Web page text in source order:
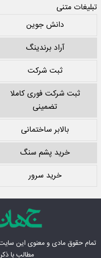
تبلیغات متنی
دانش جوین
آراد برندینگ
ثبت شرکت
ثبت شرکت فوری کاملا
تضمینی
بالابر ساختمانی
خرید پشم سنگ
خرید سرور
تمام حقوق مادی‌ و معنوی این
مطالب با